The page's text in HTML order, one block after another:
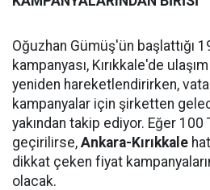
Oğuzhan Gümüş'ün başlattığı
kampanyası, Kırıkkale'de
yeniden hareketlendirirken,
kampanyalar için şirketten
yakından takip ediyor. Eğer 100
geçirilirse, Ankara-Kırıkkale
dikkat çeken fiyat
olacak.